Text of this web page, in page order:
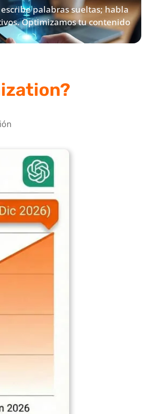
palabras sueltas; habla
Optimizamos tu contenido
de Lenguaje Natural),
la respuesta en búsquedas